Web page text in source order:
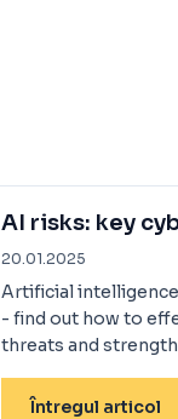
AI risks: key
20.01.2025
Artificial
- find out how to
threats and
Întregul articol